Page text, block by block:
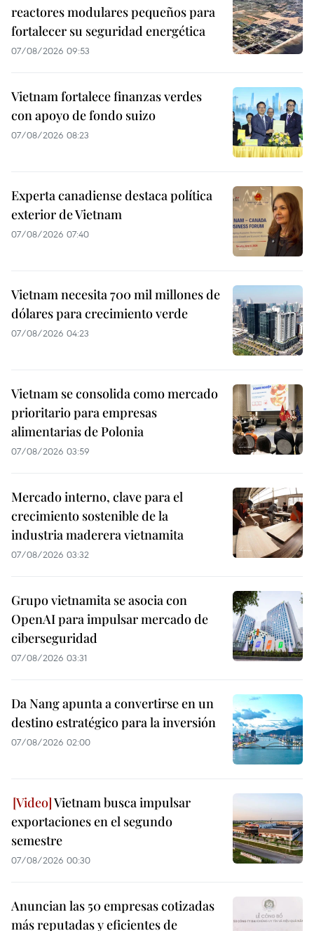
reactores modulares pequeños para
fortalecer su seguridad energética
07/08/2026 09:53
Vietnam fortalece finanzas verdes
con apoyo de fondo suizo
07/08/2026 08:23
Experta canadiense destaca política
exterior de Vietnam
07/08/2026 07:40
Vietnam necesita 700 mil millones de
dólares para crecimiento verde
07/08/2026 04:23
Vietnam se consolida como mercado
prioritario para empresas
alimentarias de Polonia
07/08/2026 03:59
Mercado interno, clave para el
crecimiento sostenible de la
industria maderera vietnamita
07/08/2026 03:32
Grupo vietnamita se asocia con
OpenAI para impulsar mercado de
ciberseguridad
07/08/2026 03:31
Da Nang apunta a convertirse en un
destino estratégico para la inversión
07/08/2026 02:00
Vietnam busca impulsar
exportaciones en el segundo
semestre
07/08/2026 00:30
Anuncian las 50 empresas cotizadas
más reputadas y eficientes de